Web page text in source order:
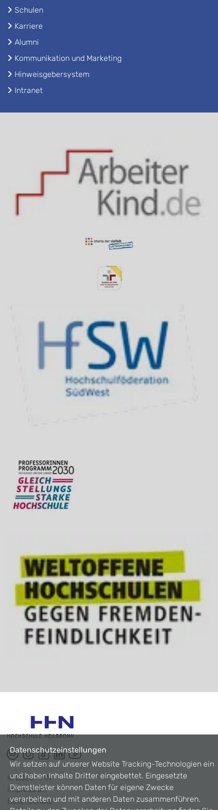
Schulen
Karriere
Alumni
Kommunikation und Marketing
Hinweisgebersystem
Intranet
©2026HHN
Impressum
Datenschutz
Datenschutzeinstellungen
Wir setzen auf unserer Website Tracking-Technologien ein
und haben Inhalte Dritter eingebettet. Eingesetzte
Dienstleister können Daten für eigene Zwecke
verarbeiten und mit anderen Daten zusammenführen.